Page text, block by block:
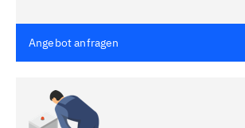
Angebot anfragen